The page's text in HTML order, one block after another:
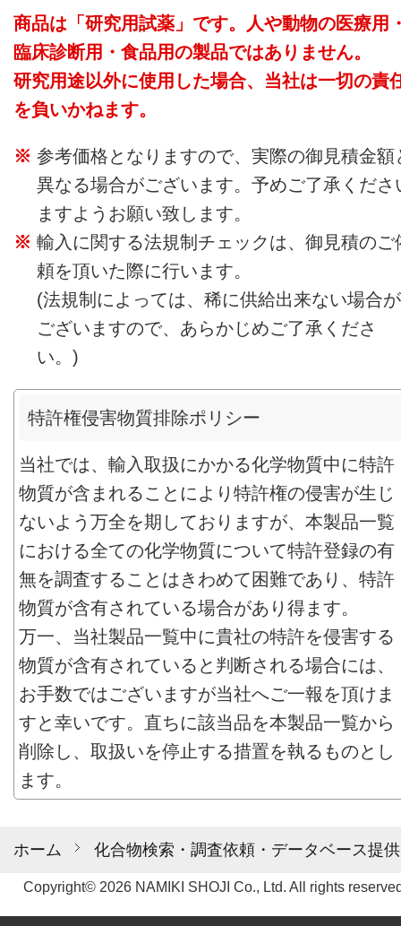
ホーム 化合物検索・調査依頼・データベース提供
商品は「研究用試薬」です。人や動物の医療用
臨床診断用・食品用の製品ではありません。
研究用途以外に使用した場合、当社は一切の責
を負いかねます。
参考価格となりますので、実際の御見積金額
異なる場合がございます。予めご了承くださ
ますようお願い致します。
輸入に関する法規制チェックは、御見積のご
頼を頂いた際に行います。
(法規制によっては、稀に供給出来ない場合が
ございますので、あらかじめご了承くださ
い。)
特許権侵害物質排除ポリシー
当社では、輸入取扱にかかる化学物質中に特許
物質が含まれることにより特許権の侵害が生じ
ないよう万全を期しておりますが、本製品一覧
における全ての化学物質について特許登録の有
無を調査することはきわめて困難であり、特許
物質が含有されている場合があり得ます。
万一、当社製品一覧中に貴社の特許を侵害する
物質が含有されていると判断される場合には、
お手数ではございますが当社へご一報を頂けま
すと幸いです。直ちに該当品を本製品一覧から
削除し、取扱いを停止する措置を執るものとし
ます。
Copyright© 2026 NAMIKI SHOJI Co., Ltd. All rights